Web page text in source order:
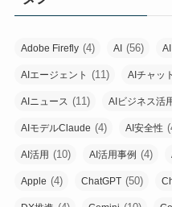
Adobe Firefly (4) AI (56)
AIエージェント (11) AIチャッ
AIニュース (11) AIビジネス活
AIモデルClaude (4) AI安全性
AI活用 (10) AI活用事例 (4)
Apple (4) ChatGPT (50)